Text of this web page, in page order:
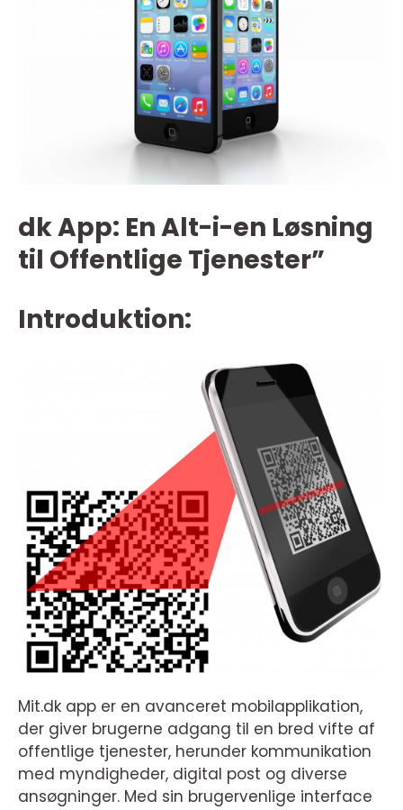
dk App: En Alt-i-en Løsning
til Offentlige Tjenester”
Introduktion:
Mit.dk app er en avanceret mobilapplikation,
der giver brugerne adgang til en bred vifte af
offentlige tjenester, herunder kommunikation
med myndigheder, digital post og diverse
ansøgninger. Med sin brugervenlige interface